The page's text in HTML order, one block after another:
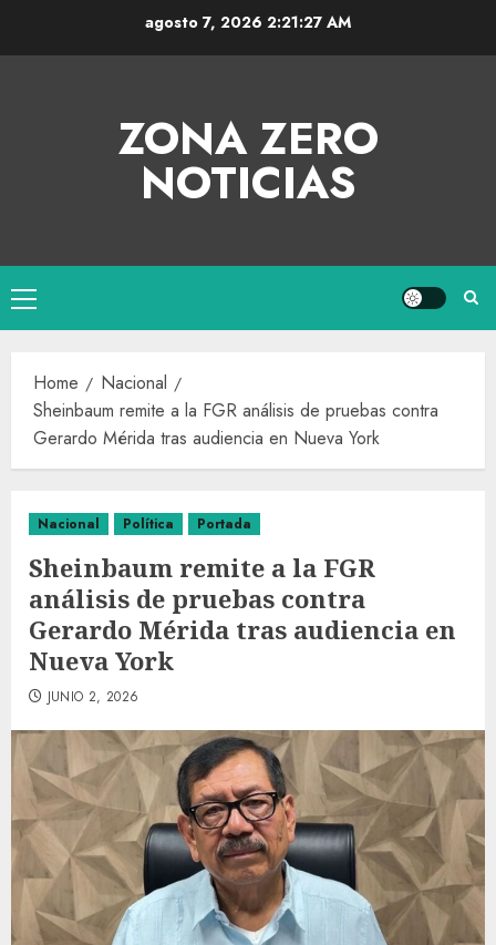
agosto 7, 2026 2:21:27 AM
ZONA ZERO
NOTICIAS
Home
Nacional
Sheinbaum remite a la FGR análisis de pruebas contra
Gerardo Mérida tras audiencia en Nueva York
Nacional Política Portada
Sheinbaum remite a la FGR
análisis de pruebas contra
Gerardo Mérida tras audiencia en
Nueva York
JUNIO 2, 2026